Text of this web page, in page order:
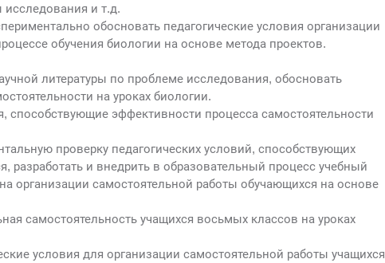
исследования и т.д.
обосновать педагогические условия организации
обучения биологии на основе метода проектов.
литературы по проблеме исследования, обосновать
на уроках биологии.
способствующие эффективности процесса самостоятельности
проверку педагогических условий, способствующих
разработать и внедрить в образовательный процесс учебный
организации самостоятельной работы обучающихся на основе
самостоятельность учащихся восьмых классов на уроках
условия для организации самостоятельной работы учащихся